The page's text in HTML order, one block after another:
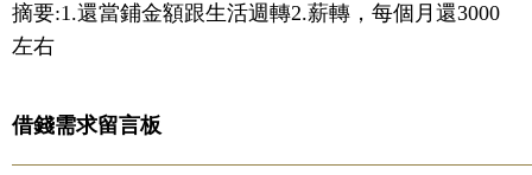
摘要:1.還當鋪金額跟生活週轉2.薪轉，每個月還3000
左右
借錢需求留言板